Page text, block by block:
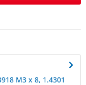
M3 x 8, 1.4301